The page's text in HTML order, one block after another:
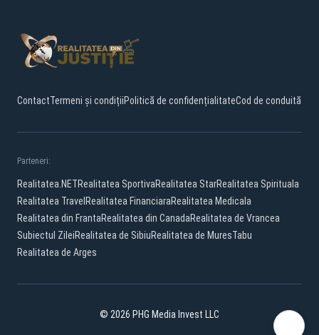
ContactTermeni și condițiiPolitică de confidențialitateCod de conduită
Parteneri:
Realitatea.NETRealitatea SportivaRealitatea StarRealitatea Spirituala
Realitatea Travel Realitatea FinanciaraRealitatea Medicala
Realitatea din FrantaRealitatea din CanadaRealitatea de Vrancea
Subiectul ZileiRealitatea de SibiuRealitatea de MuresTabu
Realitatea de Arges
© 2026 PHG Media Invest LLC